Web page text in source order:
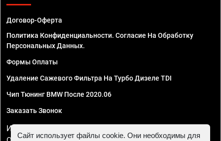
Договор-Оферта
Политика Конфиденциальности. Согласие На Обработку
Персональных Данных.
Формы Оплаты
Удаление Сажевого Фильтра На Турбо Дизеле TDI
Чип Тюнинг BMW После 2020.06
Заказать Звонок
ИП Смирнов Георгий Павлович. ИНН 781302555843,
Сайт использует файлы cookie. Они необходимы для